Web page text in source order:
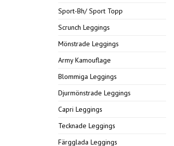
Sport-Bh/ Sport Topp
Scrunch Leggings
Mönstrade Leggings
Army Kamouflage
Blommiga Leggings
Djurmönstrade Leggings
Capri Leggings
Tecknade Leggings
Färgglada Leggings